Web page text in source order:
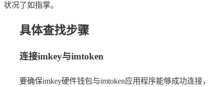
状况了如指掌。
具体查找步骤
连接imkey与imtoken
要确保imkey硬件钱包与imtoken应用程序能够成功连接，